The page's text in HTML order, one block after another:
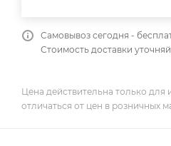
Самовывоз сегодня -
Стоимость доставки
Цена действительна только для
отличаться от цен в розничных